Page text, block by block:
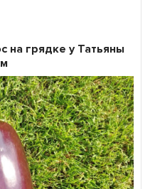
на грядке у Татьяны